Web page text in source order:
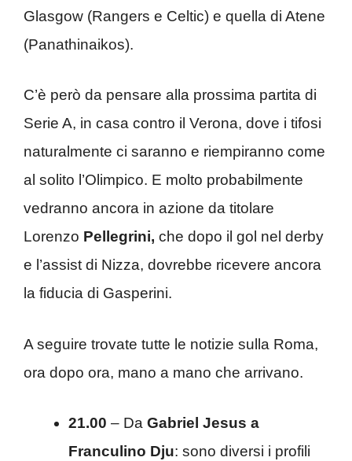
Glasgow (Rangers e Celtic) e quella di Atene
(Panathinaikos).
C’è però da pensare alla prossima partita di
Serie A, in casa contro il Verona, dove i tifosi
naturalmente ci saranno e riempiranno come
al solito l’Olimpico. E molto probabilmente
vedranno ancora in azione da titolare
Lorenzo Pellegrini, che dopo il gol nel derby
e l’assist di Nizza, dovrebbe ricevere ancora
la fiducia di Gasperini.
A seguire trovate tutte le notizie sulla Roma,
ora dopo ora, mano a mano che arrivano.
21.00 – Da Gabriel Jesus a
Franculino Dju: sono diversi i profili